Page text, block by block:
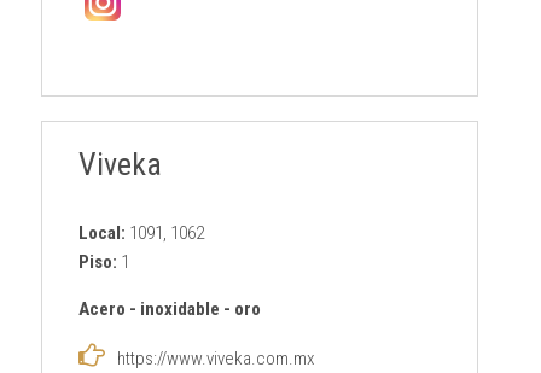
Viveka
Local: 1091, 1062
Piso: 1
Acero - inoxidable - oro
https://www.viveka.com.mx